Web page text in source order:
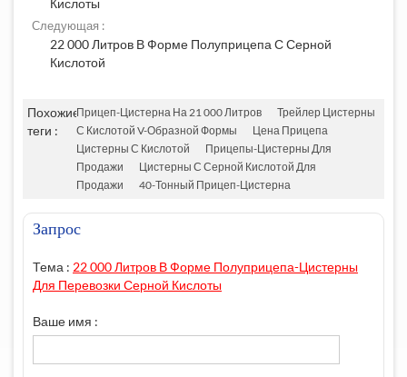
Кислоты
Следующая :
22 000 Литров В Форме Полуприцепа С Серной
Кислотой
Похожие
теги :
Прицеп-Цистерна На 21 000 Литров
Трейлер Цистерны
С Кислотой V-Образной Формы
Цена Прицепа
Цистерны С Кислотой
Прицепы-Цистерны Для
Продажи
Цистерны С Серной Кислотой Для
Продажи
40-Тонный Прицеп-Цистерна
Запрос
Тема : 22 000 Литров В Форме Полуприцепа-Цистерны
Для Перевозки Серной Кислоты
Ваше имя :